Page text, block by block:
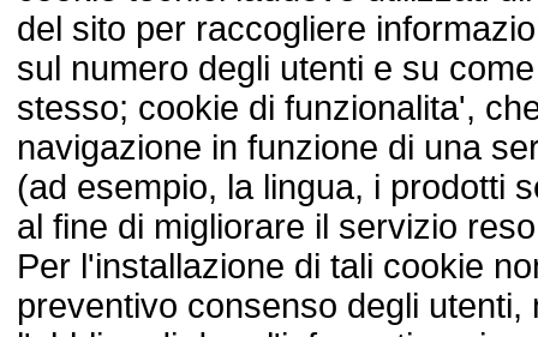
del sito per raccogliere
sul numero degli utenti e su
stesso; cookie di funzionalita',
navigazione in funzione di una
(ad esempio, la lingua, i prodotti
al fine di migliorare il servizio
Per l'installazione di tali cookie
preventivo consenso degli utenti,